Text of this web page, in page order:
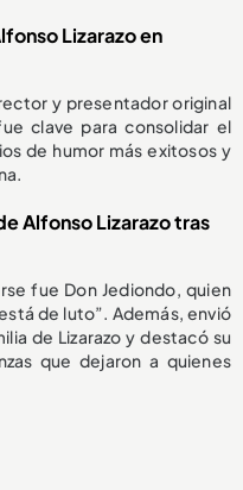
Lizarazo en
y presentador original
clave para consolidar el
de humor más exitosos y
Alfonso Lizarazo tras
fue Don Jediondo, quien
de luto”. Además, envió
de Lizarazo y destacó su
que dejaron a quienes